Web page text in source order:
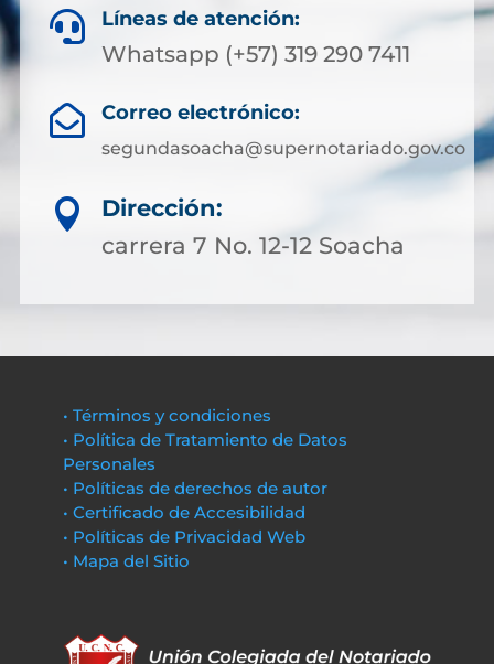
 Líneas de atención:
Whatsapp (+57) 319 290 7411
 Correo electrónico:
segundasoacha@supernotariado.gov.co

Dirección:
carrera 7 No. 12-12 Soacha
• Términos y condiciones
• Política de Tratamiento de Datos
Personales
• Políticas de derechos de autor
• Certificado de Accesibilidad
• Políticas de Privacidad Web
• Mapa del Sitio